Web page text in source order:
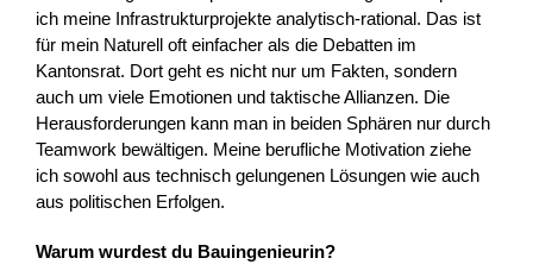
ich meine Infrastrukturprojekte analytisch-rational. Das ist
für mein Naturell oft einfacher als die Debatten im
Kantonsrat. Dort geht es nicht nur um Fakten, sondern
auch um viele Emotionen und taktische Allianzen. Die
Herausforderungen kann man in beiden Sphären nur durch
Teamwork bewältigen. Meine berufliche Motivation ziehe
ich sowohl aus technisch gelungenen Lösungen wie auch
aus politischen Erfolgen.
Warum wurdest du Bauingenieurin?